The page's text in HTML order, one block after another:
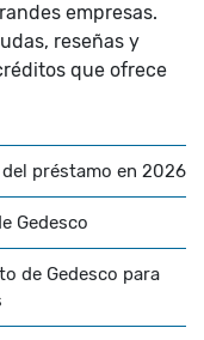
empresas.
reseñas y
que ofrece
préstamo en 2026
Gedesco
de Gedesco para